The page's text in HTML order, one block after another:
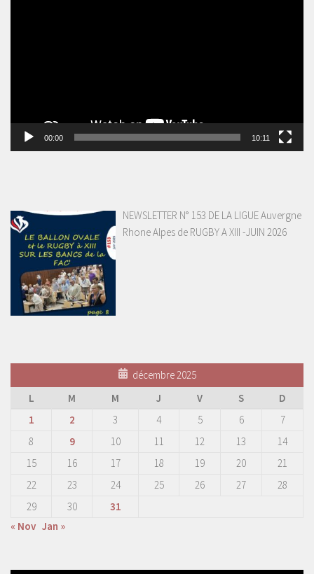
00:00 10:11
NEWSLETTER N° 153 DE LA LIGUE Auvergne
Rhone Alpes de RUGBY A XIII -JUIN 2026
décembre 2025
L
M M J V S
D
1
2 3 4 5 6
7
8
9 10 11 12 13
14
15
16 17 18 19 20
21
22
23 24 25 26 27
28
29
30
31
« Nov Jan »